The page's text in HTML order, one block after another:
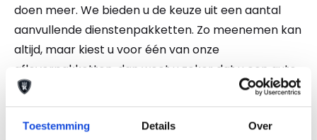
Toestemming Details Over
doen meer. We bieden u de keuze uit een aantal
aanvullende dienstenpakketten. Zo meenemen kan
altijd, maar kiest u voor één van onze
afleverpakketten, dan weet u zeker dat u een auto
koopt waar zorg aan besteed is. Wij bieden u de
mogelijkheid te kiezen uit 2 afleverpakketten. En
wel of geen inruil. Vraag naar de mogelijkheden!